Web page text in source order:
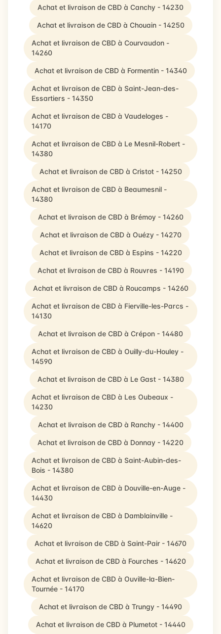
Achat et livraison de CBD à Canchy - 14230
Achat et livraison de CBD à Chouain - 14250
Achat et livraison de CBD à Courvaudon -
14260
Achat et livraison de CBD à Formentin - 14340
Achat et livraison de CBD à Saint-Jean-des-
Essartiers - 14350
Achat et livraison de CBD à Vaudeloges -
14170
Achat et livraison de CBD à Le Mesnil-Robert -
14380
Achat et livraison de CBD à Cristot - 14250
Achat et livraison de CBD à Beaumesnil -
14380
Achat et livraison de CBD à Brémoy - 14260
Achat et livraison de CBD à Ouézy - 14270
Achat et livraison de CBD à Espins - 14220
Achat et livraison de CBD à Rouvres - 14190
Achat et livraison de CBD à Roucamps - 14260
Achat et livraison de CBD à Fierville-les-Parcs -
14130
Achat et livraison de CBD à Crépon - 14480
Achat et livraison de CBD à Ouilly-du-Houley -
14590
Achat et livraison de CBD à Le Gast - 14380
Achat et livraison de CBD à Les Oubeaux -
14230
Achat et livraison de CBD à Ranchy - 14400
Achat et livraison de CBD à Donnay - 14220
Achat et livraison de CBD à Saint-Aubin-des-
Bois - 14380
Achat et livraison de CBD à Douville-en-Auge -
14430
Achat et livraison de CBD à Damblainville -
14620
Achat et livraison de CBD à Saint-Pair - 14670
Achat et livraison de CBD à Fourches - 14620
Achat et livraison de CBD à Ouville-la-Bien-
Tournée - 14170
Achat et livraison de CBD à Trungy - 14490
Achat et livraison de CBD à Plumetot - 14440